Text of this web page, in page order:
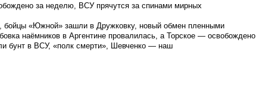
за неделю, ВСУ прячутся за спинами мирных
«Южной» зашли в Дружковку, новый обмен пленными
наёмников в Аргентине провалилась, а Торское — освобождено
бунт в ВСУ, «полк смерти», Шевченко — наш